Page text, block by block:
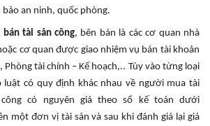
bảo an ninh, quốc phòng.
tài sản công, bên bán là các cơ quan nhà
cơ quan được giao nhiệm vụ bán tài khoản
Phòng tài chính – Kế hoạch,.. Tùy vào từng loại
luật có quy định khác nhau về người mua tài
có nguyên giá theo sổ kế toán dưới
một đơn vị tài sản và sau khi đánh giá lại giá